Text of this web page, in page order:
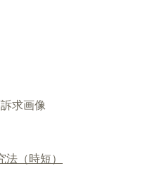
法（時短）